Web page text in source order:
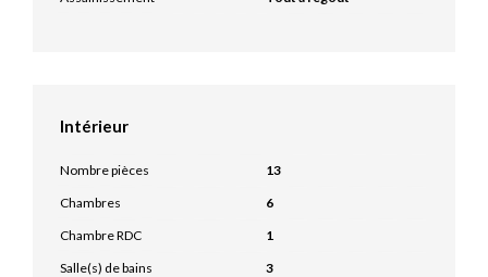
Intérieur
Nombre pièces
13
Chambres
6
Chambre RDC
1
Salle(s) de bains
3